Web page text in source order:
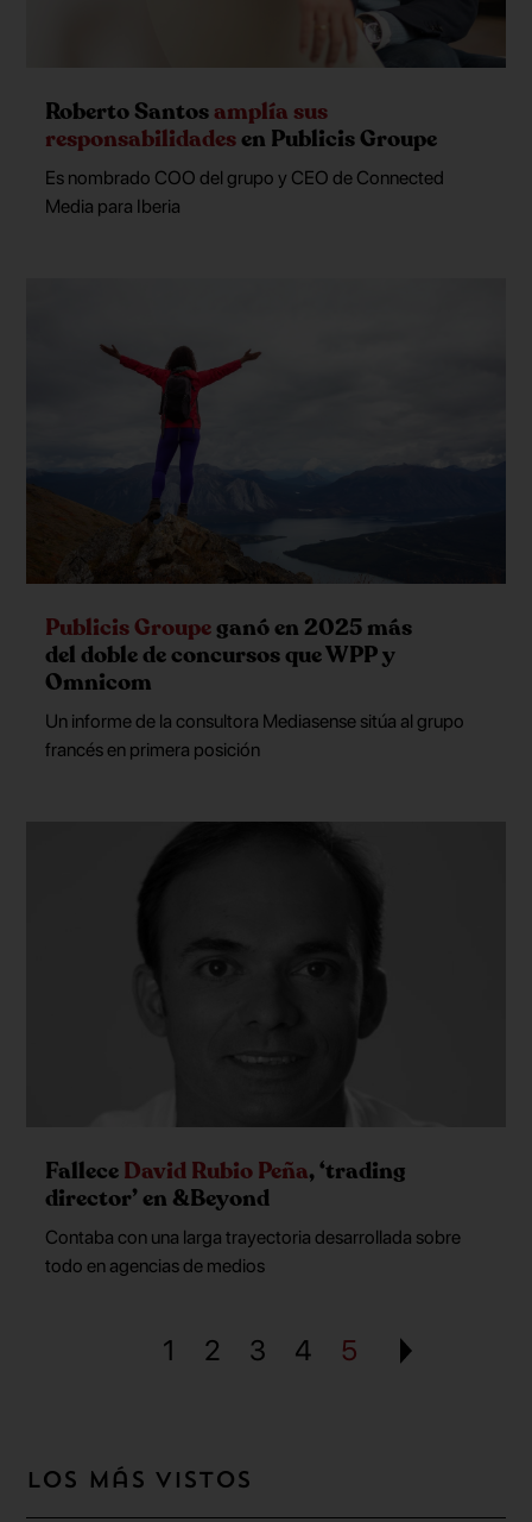
Roberto Santosamplía sus
responsabilidadesen Publicis Groupe
Es nombrado COO del grupo y CEO de Connected
Media para Iberia
Publicis Groupeganó en 2025 más
del doble de concursos que WPP y
Omnicom
Un informe de la consultora Mediasense sitúa al grupo
francés en primera posición
FalleceDavid Rubio Peña, ‘trading
director’ en &Beyond
Contaba con una larga trayectoria desarrollada sobre
todo en agencias de medios
1 2 3 4 5
Los más vistos